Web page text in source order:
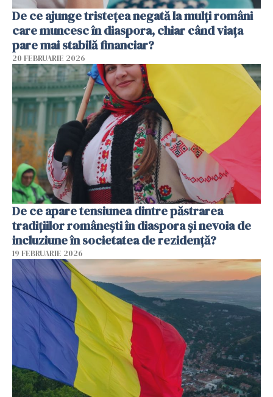
De ce ajunge tristețea negată la mulți români
care muncesc în diaspora, chiar când viața
pare mai stabilă financiar?
20 FEBRUARIE 2026
De ce apare tensiunea dintre păstrarea
tradițiilor românești în diaspora și nevoia de
incluziune în societatea de rezidență?
19 FEBRUARIE 2026